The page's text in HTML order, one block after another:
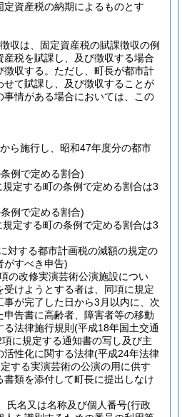
定資産税の納期によるものとす
収は、固定資産税の賦課徴収の例
産税を賦課し、及び徴収する場合
収する。 ただし、町長が都市計
て賦課し、及び徴収することが
事情がある場合においては、この
ら施行し、昭和47年度分の都市
例で定める割合)
定する町の条例で定める割合は3
例で定める割合)
定する町の条例で定める割合は3
対する都市計画税の減額の規定の
がすべき申告)
の改修実演芸術公演施設につい
けようとする者は、同項に規定
が完了した日から3月以内に、次
申告書に高齢者、障害者等の移動
法律施行規則 (平成18年国土交通
に規定する通知書の写し及び主
活性化に関する法律(平成24年法律
する実演芸術の公演の用に供す
書類を添付して町長に提出しなけ
氏名又は名称及び個人番号(行政